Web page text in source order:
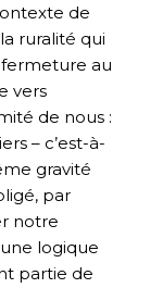
de
ruralité qui
fermeture au
vers
de nous :
– c’est-à-
gravité
par
notre
logique
partie de